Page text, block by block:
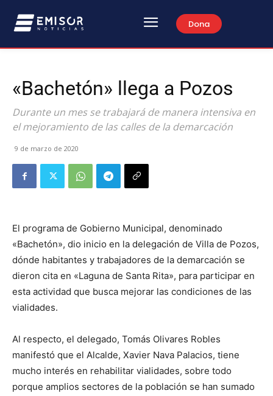
Dona
«Bachetón» llega a Pozos
Durante un mes se trabajará de manera intensiva en
el mejoramiento de las calles de la demarcación
9 de marzo de 2020
El programa de Gobierno Municipal, denominado
«Bachetón», dio inicio en la delegación de Villa de Pozos,
dónde habitantes y trabajadores de la demarcación se
dieron cita en «Laguna de Santa Rita», para participar en
esta actividad que busca mejorar las condiciones de las
vialidades.
Al respecto, el delegado, Tomás Olivares Robles
manifestó que el Alcalde, Xavier Nava Palacios, tiene
mucho interés en rehabilitar vialidades, sobre todo
porque amplios sectores de la población se han sumado